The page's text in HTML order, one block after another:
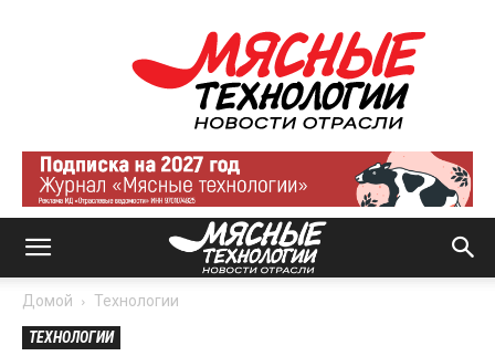
Мясные
технологии
|
Новости
отрасли
Домой Технологии
ТЕХНОЛОГИИ